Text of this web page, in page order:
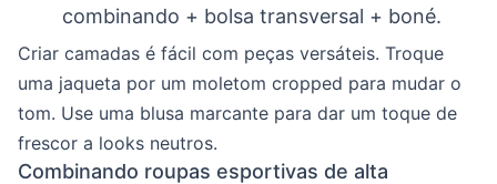
combinando + bolsa transversal + boné.
Criar camadas é fácil com peças versáteis. Troque
uma jaqueta por um moletom cropped para mudar o
tom. Use uma blusa marcante para dar um toque de
frescor a looks neutros.
Combinando roupas esportivas de alta